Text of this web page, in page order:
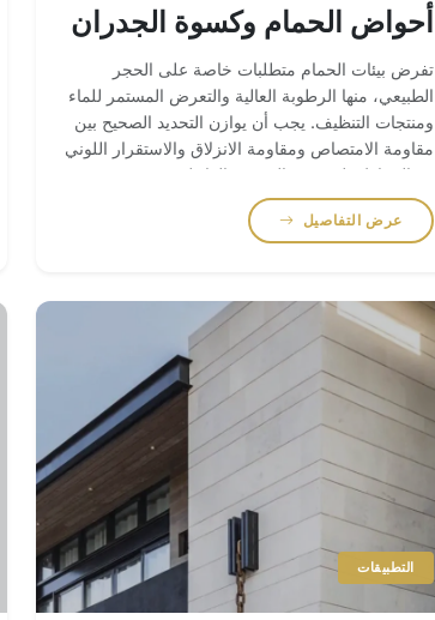
أحواض الحمام وكسوة الجدران
تفرض بيئات الحمام متطلبات خاصة على الحجر
الطبيعي، منها الرطوبة العالية والتعرض المستمر للماء
ومنتجات التنظيف. يجب أن يوازن التحديد الصحيح بين
مقاومة الامتصاص ومقاومة الانزلاق والاستقرار اللوني
مع الحفاظ على هوية التصميم الداخلي.
عرض التفاصيل
التطبيقات